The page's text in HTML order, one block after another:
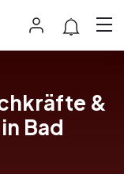
&
Bad